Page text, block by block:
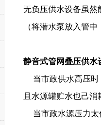
无负压供水设备虽然
（将潜水泵放入管
静音式管网叠压供水
当市政供水高压时
且水源罐贮水也己
当市政水源压力太